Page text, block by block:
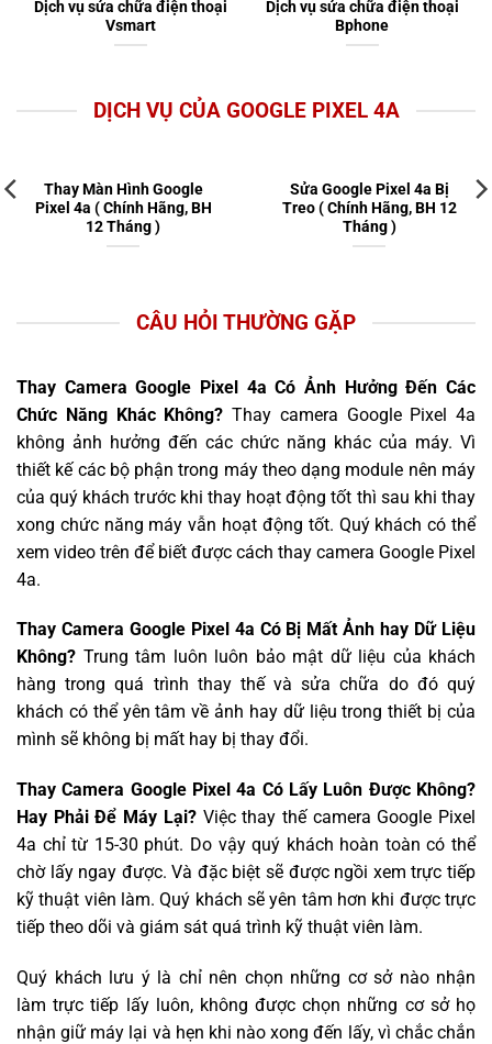
Dịch vụ sửa chữa điện thoại
Vsmart
Dịch vụ sửa chữa điện thoại
Bphone
DỊCH VỤ CỦA GOOGLE PIXEL 4A
Thay Màn Hình Google
Pixel 4a ( Chính Hãng, BH
12 Tháng )
Sửa Google Pixel 4a Bị
Treo ( Chính Hãng, BH 12
Tháng )
CÂU HỎI THƯỜNG GẶP
Thay Camera Google Pixel 4a Có Ảnh Hưởng Đến Các
Chức Năng Khác Không? Thay camera Google Pixel 4a
không ảnh hưởng đến các chức năng khác của máy. Vì
thiết kế các bộ phận trong máy theo dạng module nên máy
của quý khách trước khi thay hoạt động tốt thì sau khi thay
xong chức năng máy vẫn hoạt động tốt. Quý khách có thể
xem video trên để biết được cách thay camera Google Pixel
4a.
Thay Camera Google Pixel 4a Có Bị Mất Ảnh hay Dữ Liệu
Không? Trung tâm luôn luôn bảo mật dữ liệu của khách
hàng trong quá trình thay thế và sửa chữa do đó quý
khách có thể yên tâm về ảnh hay dữ liệu trong thiết bị của
mình sẽ không bị mất hay bị thay đổi.
Thay Camera Google Pixel 4a Có Lấy Luôn Được Không?
Hay Phải Để Máy Lại?Việc thay thế camera Google Pixel
4a chỉ từ 15-30 phút. Do vậy quý khách hoàn toàn có thể
chờ lấy ngay được. Và đặc biệt sẽ được ngồi xem trực tiếp
kỹ thuật viên làm. Quý khách sẽ yên tâm hơn khi được trực
tiếp theo dõi và giám sát quá trình kỹ thuật viên làm.
Quý khách lưu ý là chỉ nên chọn những cơ sở nào nhận
làm trực tiếp lấy luôn, không được chọn những cơ sở họ
nhận giữ máy lại và hẹn khi nào xong đến lấy, vì chắc chắn